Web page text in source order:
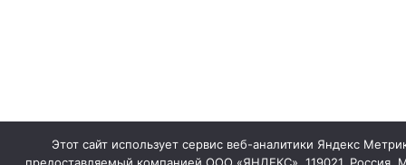
Этот сайт использует сервис веб-аналитики Яндекс